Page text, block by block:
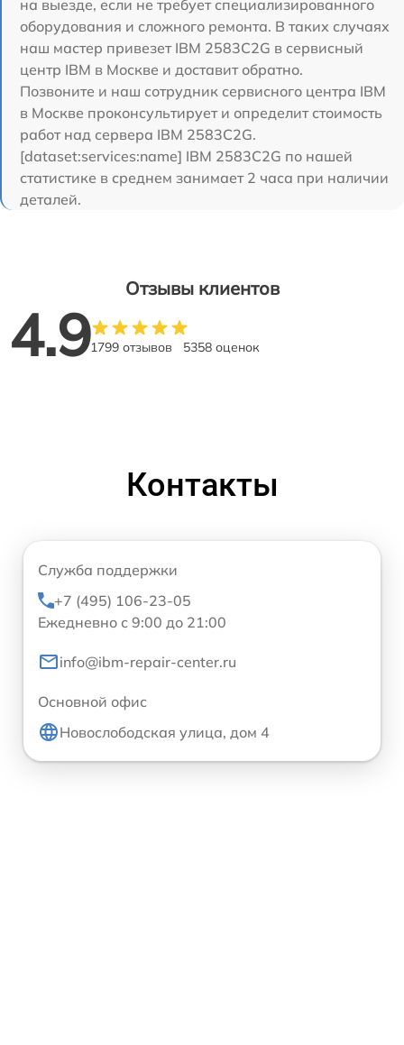
на выезде, если не требует специализированного
оборудования и сложного ремонта. В таких случаях
наш мастер привезет IBM 2583C2G в сервисный
центр IBM в Москве и доставит обратно.
Позвоните и наш сотрудник сервисного центра IBM
в Москве проконсультирует и определит стоимость
работ над сервера IBM 2583C2G.
[dataset:services:name] IBM 2583C2G по нашей
статистике в среднем занимает 2 часа при наличии
деталей.
Отзывы клиентов
4.91799 отзывов 5358 оценок
Контакты
Служба поддержки
+7 (495) 106-23-05
Ежедневно с 9:00 до 21:00
info@ibm-repair-center.ru
Основной офис
Новослободская улица, дом 4